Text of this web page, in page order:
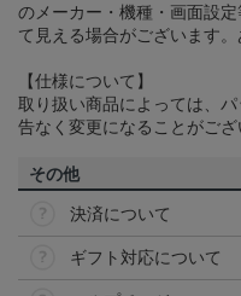
のメーカー・機種・画面設
て見える場合がございます
【仕様について】
取り扱い商品によっては、
告なく変更になることがござ
その他
決済について
ギフト対応について